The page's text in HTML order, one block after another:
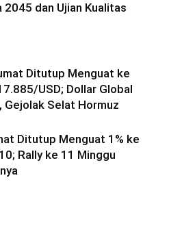
2045 dan Ujian Kualitas
Ditutup Menguat ke
USD; Dollar Global
Gejolak Selat Hormuz
Ditutup Menguat 1% ke
Rally ke 11 Minggu